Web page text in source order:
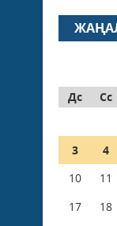
Дс
Сс
3
4
10
11
17
18